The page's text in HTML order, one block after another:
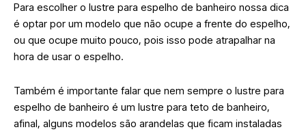
Para escolher o lustre para espelho de banheiro nossa dica
é optar por um modelo que não ocupe a frente do espelho,
ou que ocupe muito pouco, pois isso pode atrapalhar na
hora de usar o espelho.
Também é importante falar que nem sempre o lustre para
espelho de banheiro é um lustre para teto de banheiro,
afinal, alguns modelos são arandelas que ficam instaladas